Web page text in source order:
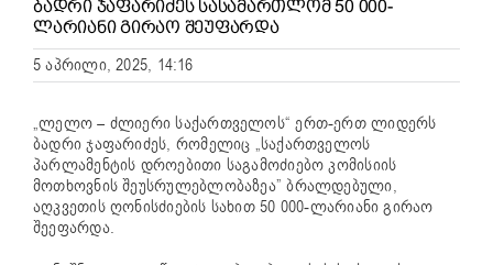
ᲑᲐᲓᲠᲘ ᲯᲐᲤᲐᲠᲘᲫᲔᲡ ᲡᲐᲡᲐᲛᲐᲠᲗᲚᲝᲛ 50 000-
ᲚᲐᲠᲘᲐᲜᲘ ᲒᲘᲠᲐᲝ ᲨᲔᲣᲤᲐᲠᲓᲐ
5 აპრილი, 2025, 14:16
„ლელო – ძლიერი საქართველოს“ ერთ-ერთ ლიდერს
ბადრი ჯაფარიძეს, რომელიც „საქართველოს
პარლამენტის დროებითი საგამოძიებო კომისიის
მოთხოვნის შეუსრულებლობაზეა” ბრალდებული,
აღკვეთის ღონისძიების სახით 50 000-ლარიანი გირაო
შეეფარდა.